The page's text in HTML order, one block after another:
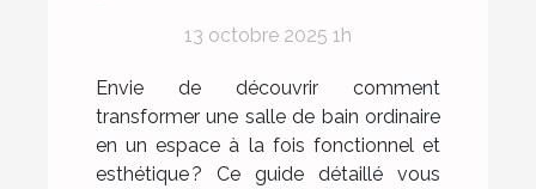
réalisation
13 octobre 2025 1h
Envie de découvrir comment
transformer une salle de bain ordinaire
en un espace à la fois fonctionnel et
esthétique ? Ce guide détaillé vous